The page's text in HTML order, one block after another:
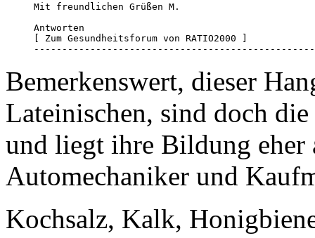
Mit freundlichen Grüßen M.
Antworten
[ Zum Gesundheitsforum von RATIO2000 ]
Bemerkenswert, dieser
Lateinischen, sind doch
und liegt ihre Bildung eher
Automechaniker und
Kochsalz, Kalk,